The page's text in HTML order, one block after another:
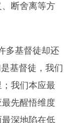
断舍离等方
多基督徒却还
基督徒，我们
我们本应最
先醒悟维度
深地陷在低